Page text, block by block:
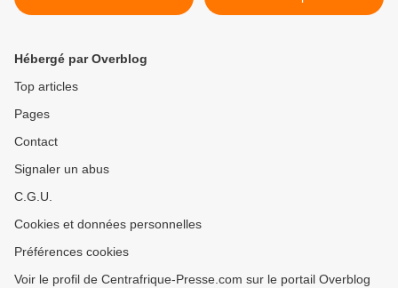
l'exécution de ses enquêtes
Hébergé par Overblog
Top articles
Pages
Contact
Signaler un abus
C.G.U.
Cookies et données personnelles
Préférences cookies
Voir le profil de Centrafrique-Presse.com sur le portail Overblog